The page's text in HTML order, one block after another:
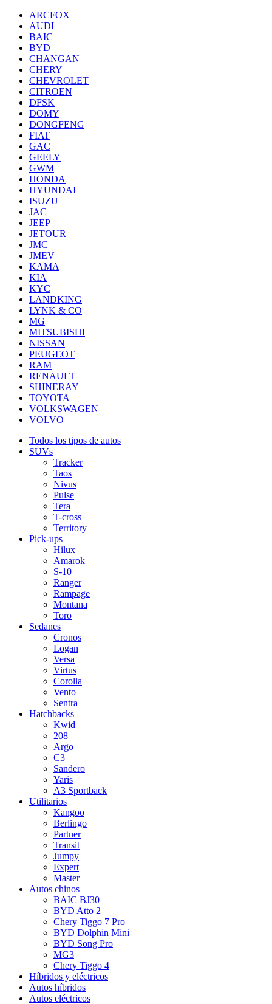
ARCFOX
AUDI
BAIC
BYD
CHANGAN
CHERY
CHEVROLET
CITROEN
DFSK
DOMY
DONGFENG
FIAT
GAC
GEELY
GWM
HONDA
HYUNDAI
ISUZU
JAC
JEEP
JETOUR
JMC
JMEV
KAMA
KIA
KYC
LANDKING
LYNK & CO
MG
MITSUBISHI
NISSAN
PEUGEOT
RAM
RENAULT
SHINERAY
TOYOTA
VOLKSWAGEN
VOLVO
Todos los tipos de autos
SUVs
Tracker
Taos
Nivus
Pulse
Tera
T-cross
Territory
Pick-ups
Hilux
Amarok
S-10
Ranger
Rampage
Montana
Toro
Sedanes
Cronos
Logan
Versa
Virtus
Corolla
Vento
Sentra
Hatchbacks
Kwid
208
Argo
C3
Sandero
Yaris
A3 Sportback
Utilitarios
Kangoo
Berlingo
Partner
Transit
Jumpy
Expert
Master
Autos chinos
BAIC BJ30
BYD Atto 2
Chery Tiggo 7 Pro
BYD Dolphin Mini
BYD Song Pro
MG3
Chery Tiggo 4
Híbridos y eléctricos
Autos híbridos
Autos eléctricos